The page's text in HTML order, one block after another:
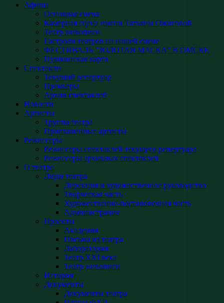
Афиша
Основная сцена
Камерная сцена имени Татьяны Ожиговой
Театр живописи
Гастроли театров на нашей сцене
ФЕСТИВАЛЬ "ЗОЛОТАЯ МАСКА" В ОМСКЕ
Пушкинская карта
Спектакли
Текущий репертуар
Премьеры
Архив спектаклей
Новости
Артисты
Труппа театра
Приглашенные артисты
Режиссеры
Режиссеры спектаклей текущего репертуара
Режиссеры архивных спектаклей
О театре
Люди театра
Дирекция и художественное руководство
Творческая часть
Художественно-постановочная часть
Администрация
Проекты
Академия
Письма из театра
Лаборатория
Театр XXI века
Театр живописи
История
Документы
Документы театра